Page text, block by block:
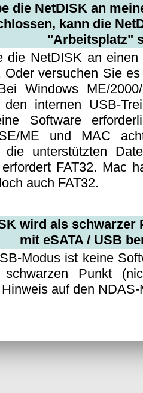
die NetDISK an
kann die
"Arbeitsplatz"
die NetDISK an
Oder versuchen Sie
Windows ME/
internen USB-
Software
ME und MAC
unterstützten
FAT32. Mac
auch FAT32.
wird als schwarzer
mit eSATA / USB
Modus ist keine
Punkt
auf den NDAS-